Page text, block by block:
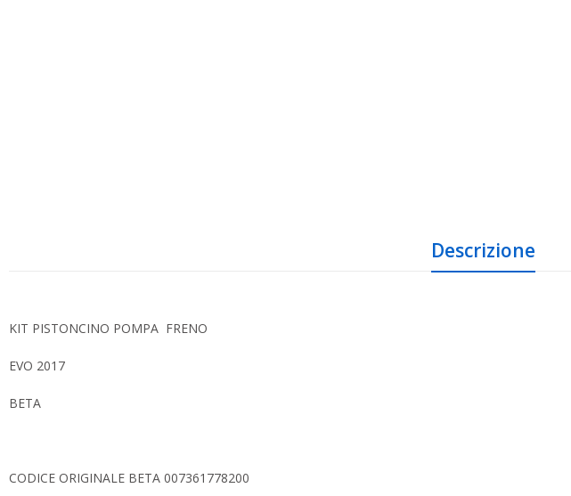
Descrizione
KIT PISTONCINO POMPA FRENO
EVO 2017
BETA
CODICE ORIGINALE BETA 007361778200